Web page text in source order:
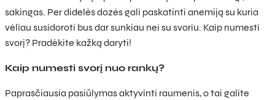
sakingas. Per didelės dozės gali paskatinti anemiją su kuria
vėliau susidoroti bus dar sunkiau nei su svoriu. Kaip numesti
svorį? Pradėkite kažką daryti!
Kaip numesti svorį nuo rankų?
Paprasčiausia pasiūlymas aktyvinti raumenis, o tai galite